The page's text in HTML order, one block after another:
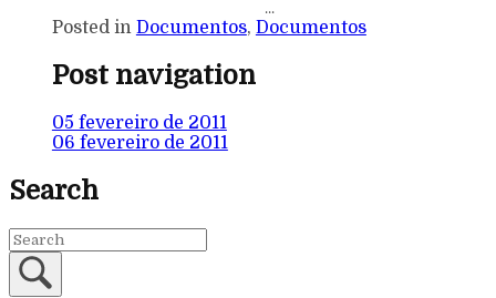
…
Posted in Documentos, Documentos
Post navigation
05 fevereiro de 2011
06 fevereiro de 2011
Search